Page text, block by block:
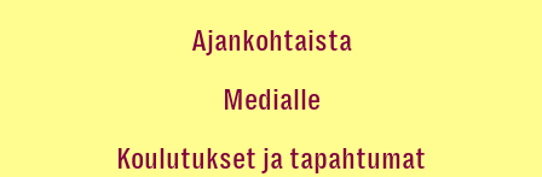
Ajankohtaista
Medialle
Koulutukset ja tapahtumat